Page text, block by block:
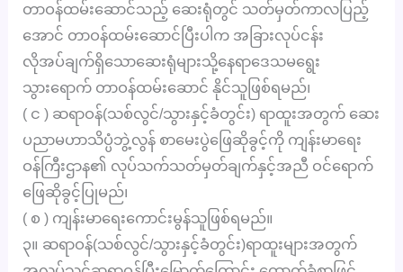
တာဝန်ထမ်းဆောင်သည့် ဆေးရုံတွင် သတ်မှတ်ကာလပြည့်
အောင် တာဝန်ထမ်းဆောင်ပြီးပါက အခြားလုပ်ငန်း
လိုအပ်ချက်ရှိသောဆေးရုံများသို့နေရာဒေသမရွေး
သွားရောက် တာဝန်ထမ်းဆောင် နိုင်သူဖြစ်ရမည်၊
( င ) ဆရာဝန်(သစ်လွင်/သွားနှင့်ခံတွင်း) ရာထူးအတွက် ဆေး
ပညာမဟာသိပ္ပံဘွဲ့လွန် စာမေးပွဲဖြေဆိုခွင့်ကို ကျန်းမာရေး
ဝန်ကြီးဌာန၏ လုပ်သက်သတ်မှတ်ချက်နှင့်အညီ ဝင်ရောက်
ဖြေဆိုခွင့်ပြုမည်၊
( စ ) ကျန်းမာရေးကောင်းမွန်သူဖြစ်ရမည်။
၃။ ဆရာဝန်(သစ်လွင်/သွားနှင့်ခံတွင်း)ရာထူးများအတွက်